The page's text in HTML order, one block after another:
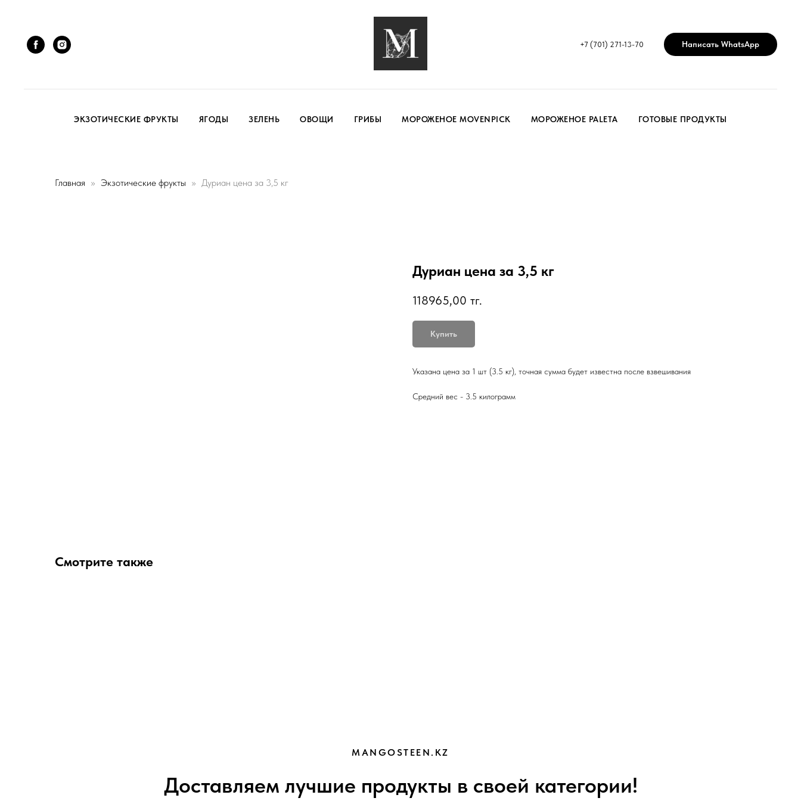
+7 (701) 271-13-70 Написать WhatsApp
ЭКЗОТИЧЕСКИЕ ФРУКТЫ ЯГОДЫ ЗЕЛЕНЬ ОВОЩИ ГРИБЫ МОРОЖЕНОЕ MOVENPICK МОРОЖЕНОЕ PALETA ГОТОВЫЕ ПРОДУКТЫ
Главная Экзотические фрукты Дуриан цена за 3,5 кг
Дуриан цена за 3,5 кг
118965,00 тг.
Купить
Указана цена за 1 шт (3.5 кг), точная сумма будет известна после взвешивания
Средний вес - 3.5 килограмм
Смотрите также
MANGOSTEEN.KZ
Доставляем лучшие продукты в своей категории!